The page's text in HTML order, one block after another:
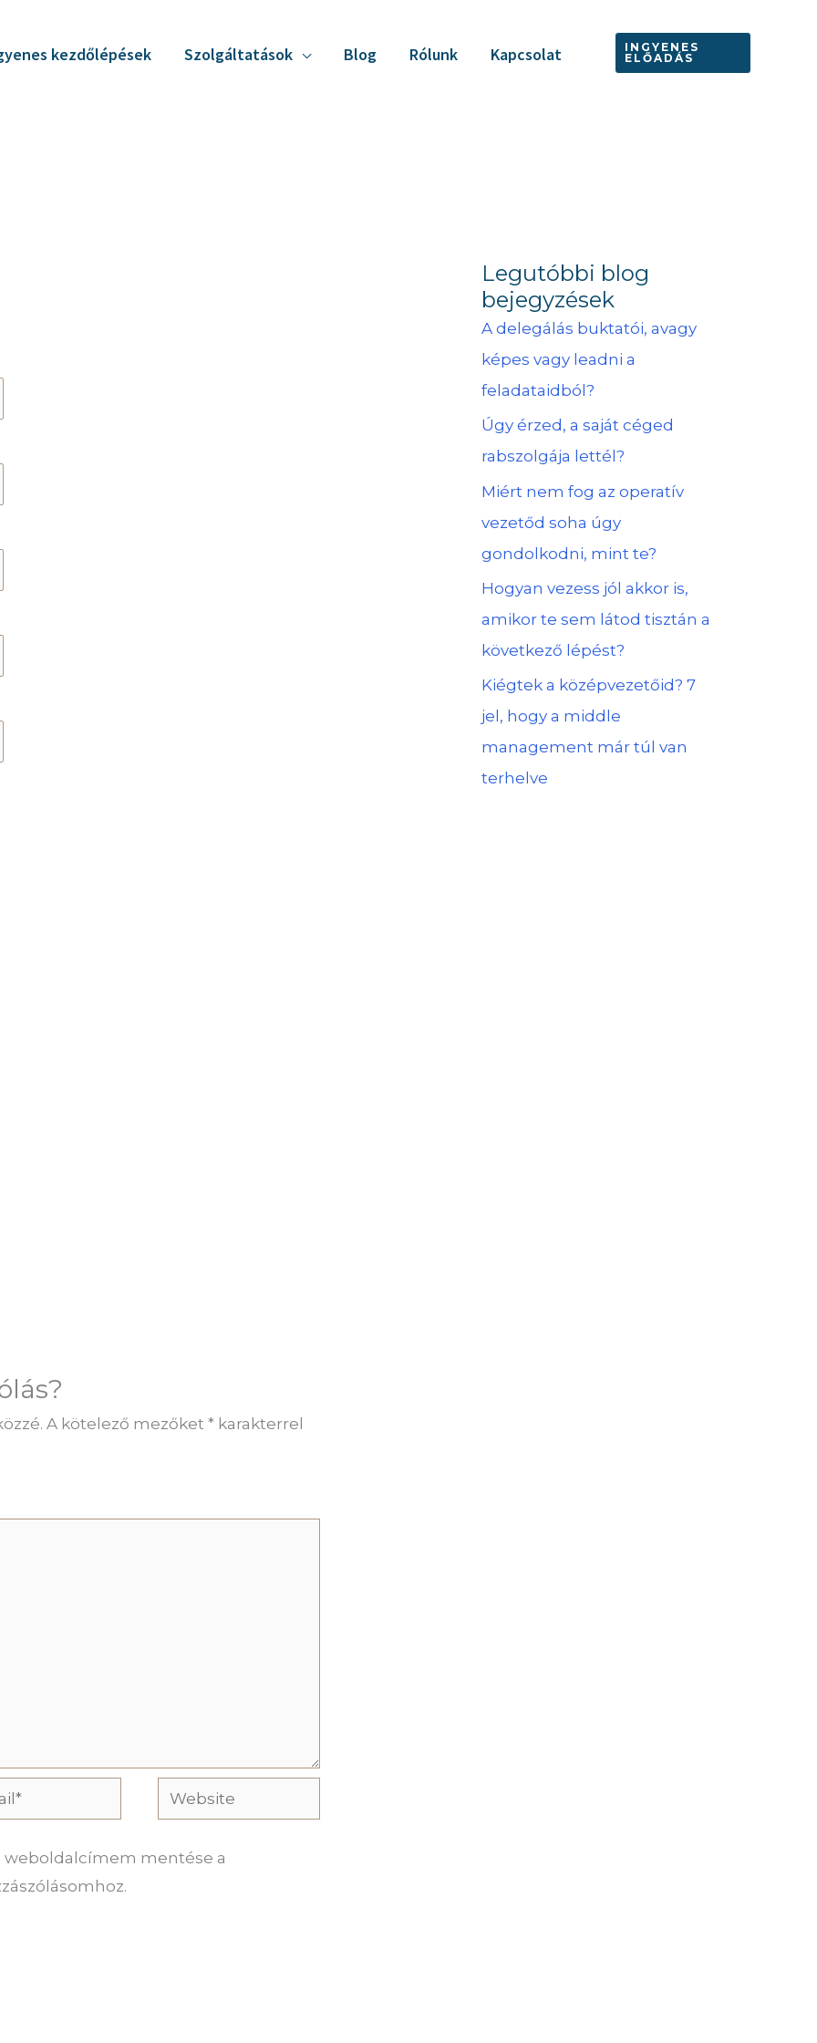
kezdőlépések Szolgáltatások Blog Rólunk Kapcsolat
INGYENES
ELŐADÁS
A kötelező mezőket* karakterrel
Website
weboldalcímem mentése a
Legutóbbi blog
bejegyzések
A delegálás buktatói, avagy
képes vagy leadni a
feladataidból?
Úgy érzed, a saját céged
rabszolgája lettél?
Miért nem fog az operatív
vezetőd soha úgy
gondolkodni, mint te?
Hogyan vezess jól akkor is,
amikor te sem látod tisztán a
következő lépést?
Kiégtek a középvezetőid? 7
jel, hogy a middle
management már túl van
terhelve